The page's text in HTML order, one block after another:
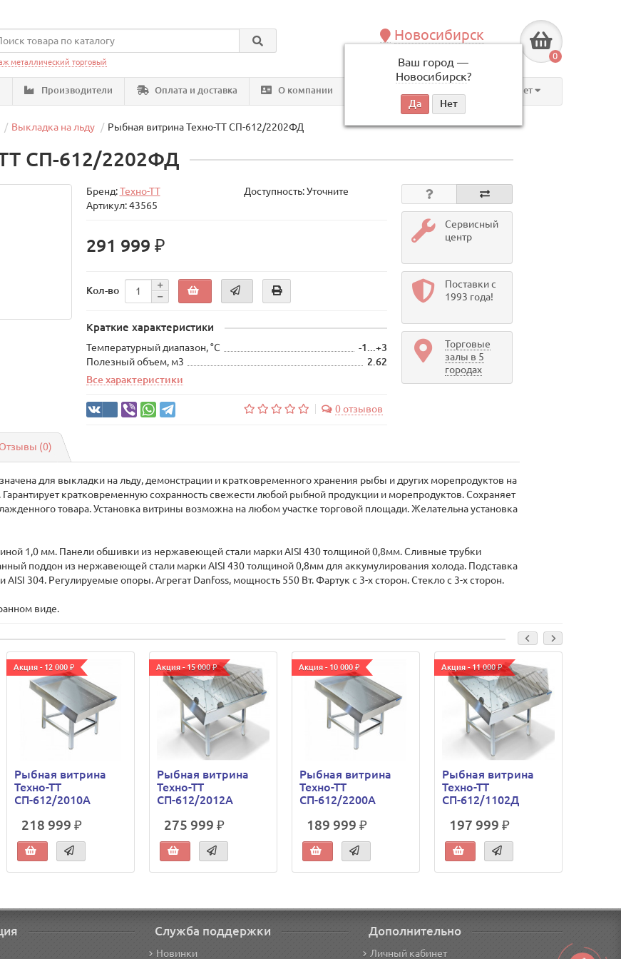
Новосибирск
Ваш город —
Новосибирск?
по будням, с 09:00 до 18:00
0
металлический торговый
Производители Оплата и доставка О компании Личный кабинет
Выкладка на льду Рыбная витрина Техно-ТТ СП-612/2202ФД
СП-612/2202ФД
Бренд:Техно-ТТ
Доступность: Уточните
Артикул: 43565
291 999 ₽
Кол-во
Краткие характеристики
Температурный диапазон, °С
-1...+3
Полезный объем, м3
2.62
Все характеристики
0 отзывов
Сервисный
центр
Поставки с
1993 года!
Торговые
залы в 5
городах
Отзывы (0)
для выкладки на льду, демонстрации и кратковременного хранения рыбы и других морепродуктов на
кратковременную сохранность свежести любой рыбной продукции и морепродуктов. Сохраняет
товара. Установка витрины возможна на любом участке торговой площади. Желательна установка
1,0 мм. Панели обшивки из нержавеющей стали марки AISI 430 толщиной 0,8мм. Сливные трубки
поддон из нержавеющей стали марки AISI 430 толщиной 0,8мм для аккумулирования холода. Подставка
304. Регулируемые опоры. Агрегат Danfoss, мощность 550 Вт. Фартук с 3-х сторон. Стекло с 3-х сторон.
виде.
Акция - 12 000 ₽
Рыбная витрина
Техно-ТТ
СП-612/2010А
218 999 ₽
Акция - 15 000 ₽
Рыбная витрина
Техно-ТТ
СП-612/2012А
275 999 ₽
Акция - 10 000 ₽
Рыбная витрина
Техно-ТТ
СП-612/2200А
189 999 ₽
Акция - 11 000 ₽
Рыбная витрина
Техно-ТТ
СП-612/1102Д
197 999 ₽
Служба поддержки
Новинки
Дополнительно
Личный кабинет